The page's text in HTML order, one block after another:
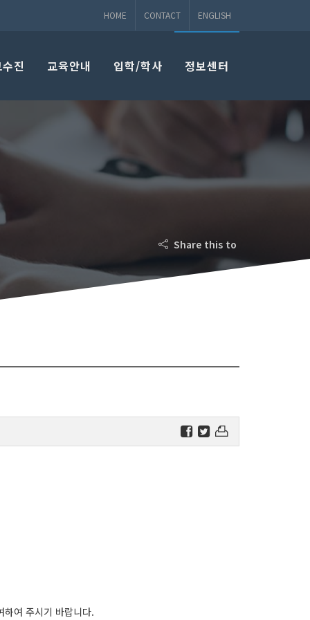
HOME CONTACT ENGLISH
진 교육안내 입학/학사 정보센터
Share this to
여 주시기 바랍니다.